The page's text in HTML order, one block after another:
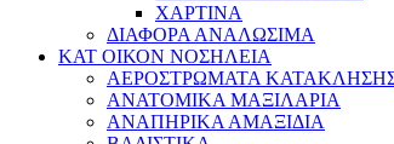
ΧΑΡΤΙΝΑ
ΔΙΑΦΟΡΑ ΑΝΑΛΩΣΙΜΑ
ΚΑΤ ΟΙΚΟΝ ΝΟΣΗΛΕΙΑ
ΑΕΡΟΣΤΡΩΜΑΤΑ
ΑΝΑΤΟΜΙΚΑ ΜΑΞΙΛΑΡΙΑ
ΑΝΑΠΗΡΙΚΑ ΑΜΑΞΙΔΙΑ